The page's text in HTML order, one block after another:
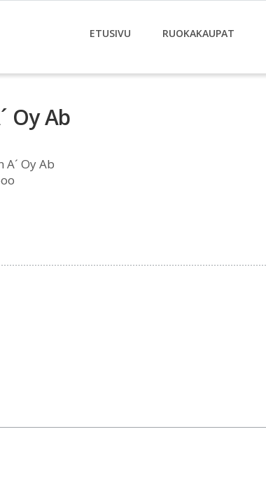
ETUSIVU RUOKAKAUPAT
Oy Ab
Oy Ab